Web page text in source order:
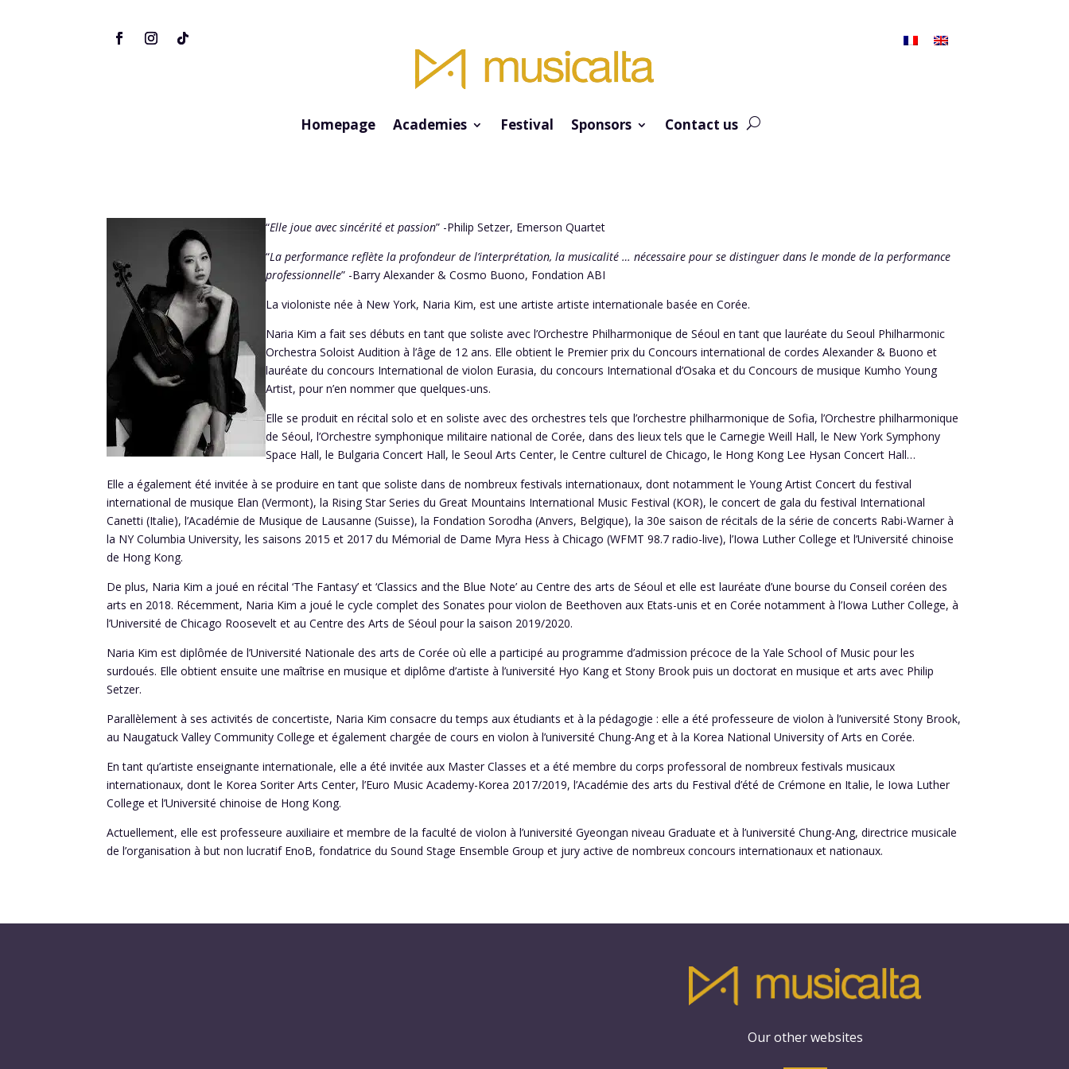
Homepage Academies Festival Sponsors Contact us
“Elle joue avec sincérité et passion” -Philip Setzer, Emerson Quartet
“La performance reflète la profondeur de l’interprétation, la musicalité … nécessaire pour se distinguer dans le monde de la performance
professionnelle” -Barry Alexander & Cosmo Buono, Fondation ABI
La violoniste née à New York, Naria Kim, est une artiste artiste internationale basée en Corée.
Naria Kim a fait ses débuts en tant que soliste avec l’Orchestre Philharmonique de Séoul en tant que lauréate duSeoul Philharmonic
Orchestra Soloist Auditionà l’âge de 12 ans. Elle obtient le Premier prix du Concours international de cordes Alexander & Buono et
lauréate du concours International de violon Eurasia, du concours International d’Osaka et du Concours de musique Kumho Young
Artist, pour n’en nommer que quelques-uns.
Elle se produit en récital solo et en soliste avec des orchestres tels que l’orchestre philharmonique de Sofia, l’Orchestre philharmonique
de Séoul, l’Orchestre symphonique militaire national de Corée, dans des lieux tels que le Carnegie Weill Hall, le New York Symphony
Space Hall, le Bulgaria Concert Hall, le Seoul Arts Center, le Centre culturel de Chicago, le Hong Kong Lee Hysan Concert Hall…
Elle a également été invitée à se produire en tant que soliste dans de nombreux festivals internationaux, dont notamment leYoung Artist Concert du festival
international de musique Elan (Vermont), la Rising Star Series duGreat Mountains International Music Festival(KOR), le concert de gala du festival International
Canetti (Italie), l’Académie de Musique de Lausanne (Suisse), la Fondation Sorodha (Anvers, Belgique), la 30e saison de récitals de la série de concerts Rabi-Warner à
la NY Columbia University, les saisons 2015 et 2017 du Mémorial de Dame Myra Hess à Chicago (WFMT 98.7 radio-live), l’Iowa Luther College et l’Université chinoise
de Hong Kong.
De plus, Naria Kim a joué en récital ‘The Fantasy’ et ‘Classics and the Blue Note’ au Centre des arts de Séoul et elle est lauréate d’une bourse du Conseil coréen des
arts en 2018. Récemment, Naria Kim a joué le cycle complet des Sonates pour violon de Beethoven aux Etats-unis et en Corée notamment à l’Iowa Luther College, à
l’Université de Chicago Roosevelt et au Centre des Arts de Séoul pour la saison 2019/2020.
Naria Kim est diplômée de l’Université Nationale des arts de Corée où elle a participé au programme d’admission précoce de la Yale School of Music pour les
surdoués. Elle obtient ensuite une maîtrise en musique et diplôme d’artiste à l’université Hyo Kang et Stony Brook puis un doctorat en musique et arts avec Philip
Setzer.
Parallèlement à ses activités de concertiste, Naria Kim consacre du temps aux étudiants et à la pédagogie : elle a été professeure de violon à l’université Stony Brook,
au Naugatuck Valley Community College et également chargée de cours en violon à l’université Chung-Ang et à la Korea National University of Arts en Corée.
En tant qu’artiste enseignante internationale, elle a été invitée aux Master Classes et a été membre du corps professoral de nombreux festivals musicaux
internationaux, dont le Korea Soriter Arts Center, l’Euro Music Academy-Korea 2017/2019, l’Académie des arts du Festival d’été de Crémone en Italie, le Iowa Luther
College et l’Université chinoise de Hong Kong.
Actuellement, elle est professeure auxiliaire et membre de la faculté de violon à l’université Gyeongan niveau Graduate et à l’université Chung-Ang, directrice musicale
de l’organisation à but non lucratif EnoB, fondatrice du Sound Stage Ensemble Group et jury active de nombreux concours internationaux et nationaux.
Our other websites